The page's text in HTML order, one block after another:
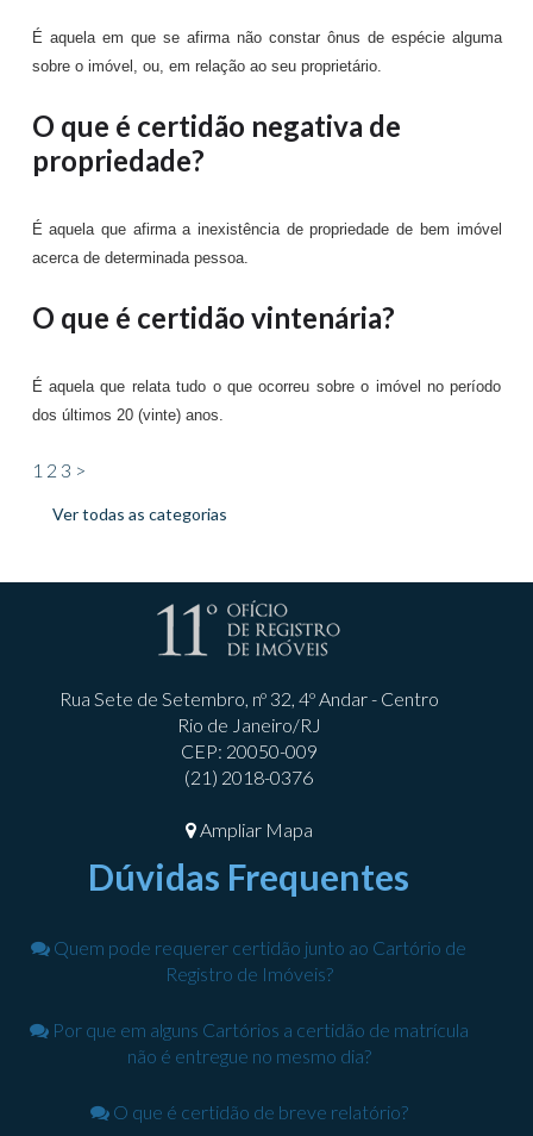
É aquela em que se afirma não constar ônus de espécie alguma
sobre o imóvel, ou, em relação ao seu proprietário.
O que é certidão negativa de
propriedade?
É aquela que afirma a inexistência de propriedade de bem imóvel
acerca de determinada pessoa.
O que é certidão vintenária?
É aquela que relata tudo o que ocorreu sobre o imóvel no período
dos últimos 20 (vinte) anos.
1 2 3 >
Ver todas as categorias
Rua Sete de Setembro, nº 32, 4º Andar - Centro
Rio de Janeiro/RJ
CEP: 20050-009
(21) 2018-0376
Ampliar Mapa
Dúvidas Frequentes
Quem pode requerer certidão junto ao Cartório de
Registro de Imóveis?
Por que em alguns Cartórios a certidão de matrícula
não é entregue no mesmo dia?
O que é certidão de breve relatório?